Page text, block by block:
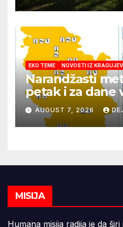
EKO TEME NOVOSTI IZ
Narandžasti
petak i za dane
od nastanka i
na otvorenom i
visok
AUGUST 7, 2026
MISIJA
Humana misija radija je da